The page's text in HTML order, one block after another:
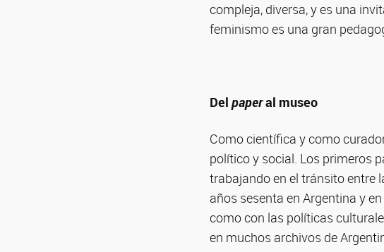
compleja, diversa, y es una
feminismo es una gran
Del paperal museo
Como científica y como
político y social. Los primeros
trabajando en el tránsito entre
años sesenta en Argentina y
como con las políticas
en muchos archivos de